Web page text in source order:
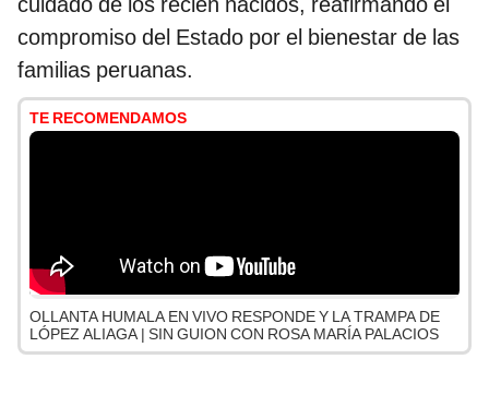
compromiso del Estado por el bienestar de las
familias peruanas.
TE RECOMENDAMOS
OLLANTA HUMALA EN VIVO RESPONDE Y LA TRAMPA DE
LÓPEZ ALIAGA | SIN GUION CON ROSA MARÍA PALACIOS